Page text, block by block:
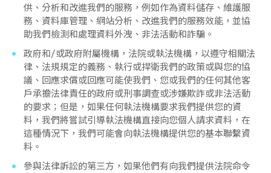
供、分析和改進我們的服務，例如作為資料儲存、維護服
務、資料庫管理、網站分析、改進我們的服務效能，並協
助我們檢測和處理資料外洩、非法活動和詐騙。
政府和/或政府附屬機構，法院或執法機構，以遵守相關法
律、法規規定的義務、執行或捍衛我們的政策或與您的協
議、回應求償或回應可能使我們、您或我們的任何其他客
戶承擔法律責任的政府或刑事調查或涉嫌欺詐或非法活動
的要求；但是，如果任何執法機構要求我們提供您的資
料，我們將嘗試引導執法機構直接向您個人請求資料，在
這種情況下，我們可能會向執法機構提供您的基本聯繫資
料。
參與法律訴訟的第三方，如果他們有向我們提供法院命令